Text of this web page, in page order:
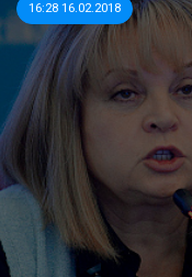
16:28 16.02.2018